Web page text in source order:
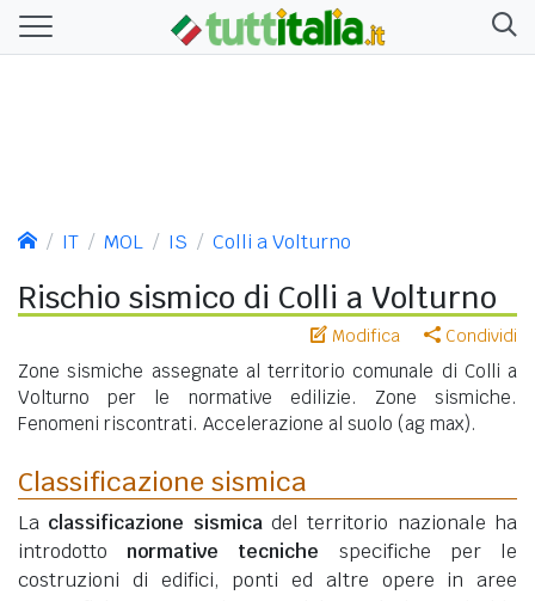
IT MOL IS Colli a Volturno
Rischio sismico di Colli a Volturno
Modifica Condividi
Zone sismiche assegnate al territorio comunale di Colli a
Volturno per le normative edilizie. Zone sismiche.
Fenomeni riscontrati. Accelerazione al suolo (ag max).
Classificazione sismica
La classificazione sismicadel territorio nazionale ha
introdotto normative tecniche specifiche per le
costruzioni di edifici, ponti ed altre opere in aree